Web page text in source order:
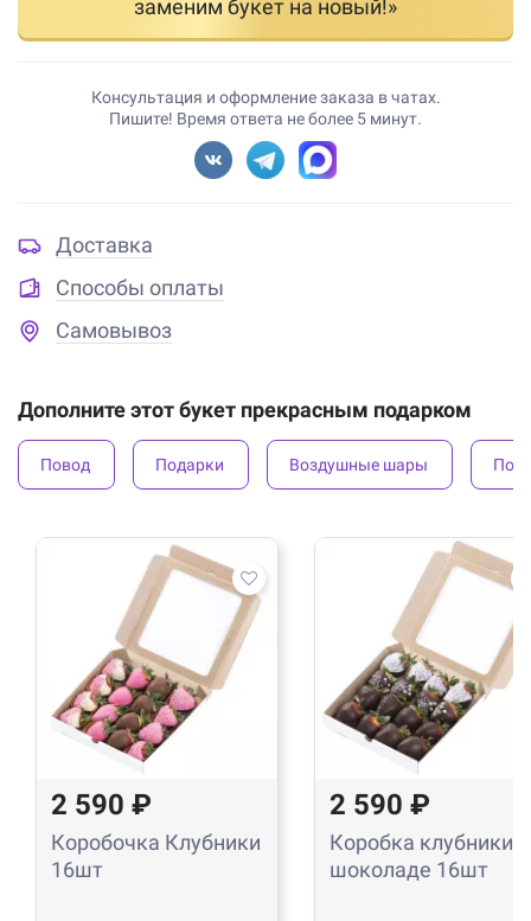
заменим букет на новый!»
Консультация и оформление заказа в чатах.
Пишите! Время ответа не более 5 минут.
Доставка
Способы оплаты
Самовывоз
Дополните этот букет прекрасным подарком
Повод Подарки Воздушные шары
2 590 ₽
Коробочка Клубники
16шт
2 590 ₽
Коробка клубники в
шоколаде 16шт